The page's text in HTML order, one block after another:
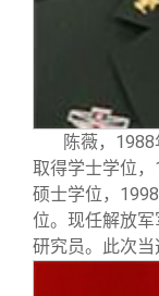
陈薇，
取得学士学位
硕士学位，
位。现任解放军
研究员。此次当